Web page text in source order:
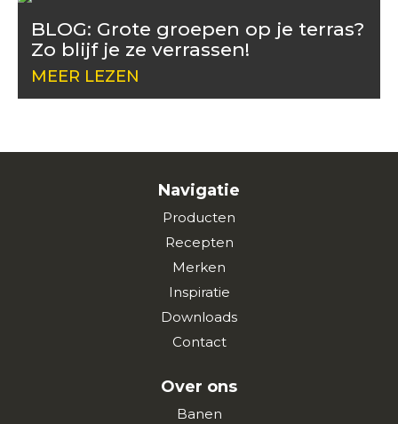
BLOG: Grote groepen op je terras?
Zo blijf je ze verrassen!
MEER LEZEN
Navigatie
Producten
Recepten
Merken
Inspiratie
Downloads
Contact
Over ons
Banen